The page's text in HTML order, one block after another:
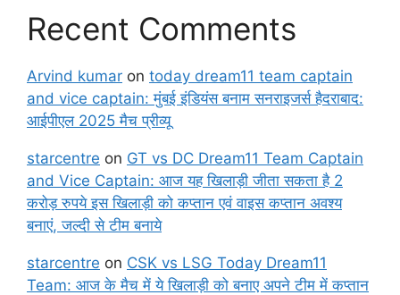
Recent Comments
Arvind kumar on today dream11 team captain
and vice captain: मुंबई इंडियंस बनाम सनराइजर्स हैदराबाद:
आईपीएल 2025 मैच प्रीव्यू
starcentre on GT vs DC Dream11 Team Captain
and Vice Captain: आज यह खिलाड़ी जीता सकता है 2
करोड़ रुपये इस खिलाड़ी को कप्तान एवं वाइस कप्तान अवश्य
बनाएं, जल्दी से टीम बनाये
starcentre on CSK vs LSG Today Dream11
Team: आज के मैच में ये खिलाड़ी को बनाए अपने टीम में कप्तान